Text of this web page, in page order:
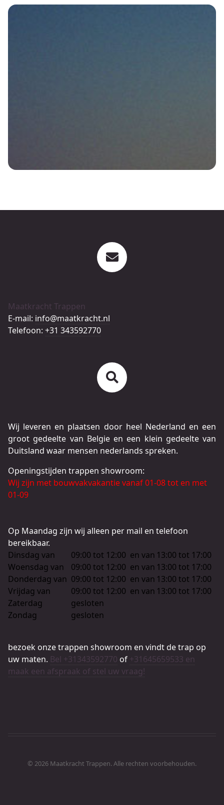
Maatkracht Trappen
E-mail: info@maatkracht.nl
Telefoon: +31 343592770
Wij leveren en plaatsen door heel Nederland en een
groot gedeelte van Belgie en een klein gedeelte van
Duitsland waar mensen nederlands spreken.
Openingstijden trappen showroom:
Wij zijn met bouwvakvakantie vanaf 01-08 tot en met
01-09
Op Maandag zijn wij alleen per mail en telefoon
bereikbaar.
Dinsdag van
09:00 tot 12:00 en van 13:00 tot 17:00
Woensdag van
09:00 tot 12:00 en van 13:00 tot 17:00
Donderdag van 09:00 tot 12:00 en van 13:00 tot 17:00
Vrijdag van
09:00 tot 12:00 en van 13:00 tot 17:00
Zaterdag
gesloten
Zondag
gesloten
bezoek onze trappen showroom en vindt de trap op
uw maten. Bel +31343592770 of +31645659533 en
maak een afspraak of stel uw vraag!
© 2026 Maatkracht Trappen. Alle rechten voorbehouden.